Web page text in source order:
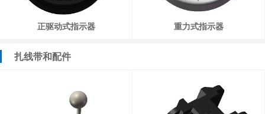
正驱动式指示器 重力式指示器
扎线带和配件